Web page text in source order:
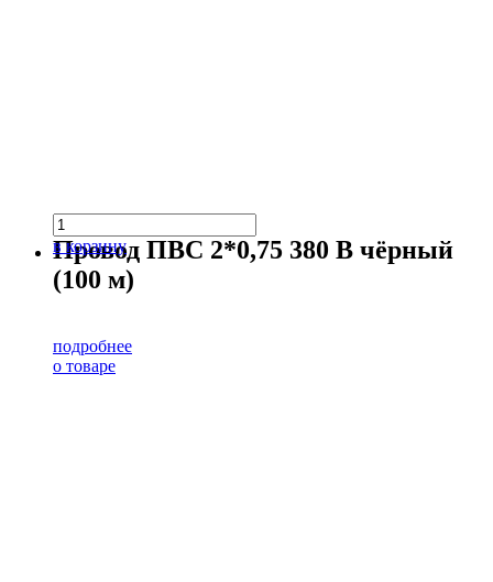
в корзину
Провод ПВС 2*0,75 380 В чёрный
(100 м)
подробнее
о товаре